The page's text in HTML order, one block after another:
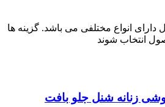
دارای انواع مختلفی می باشد. گزینه ها
انتخاب شوند